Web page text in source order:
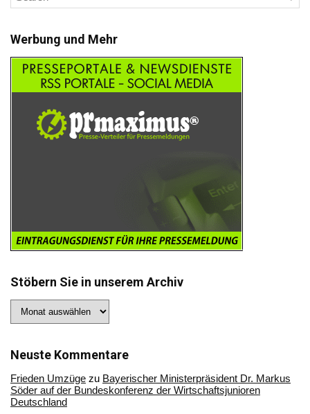
Werbung und Mehr
Stöbern Sie in unserem Archiv
Sie
Archiv
Neuste Kommentare
Frieden Umzüge zu Bayerischer Ministerpräsident Dr. Markus
Söder auf der Bundeskonferenz der Wirtschaftsjunioren
Deutschland